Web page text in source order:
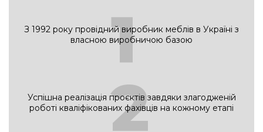
1
З 1992 року провідний виробник меблів в Україні з
власною виробничою базою
2
Успішна реалізація проєктів завдяки злагодженій
роботі кваліфікованих фахівців на кожному етапі